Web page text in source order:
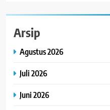
Arsip
Agustus 2026
Juli 2026
Juni 2026